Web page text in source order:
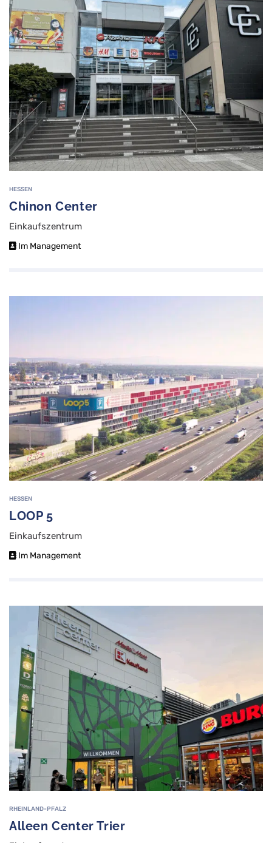
HESSEN
Chinon Center
Einkaufszentrum
Im Management
HESSEN
LOOP 5
Einkaufszentrum
Im Management
RHEINLAND-PFALZ
Alleen Center Trier